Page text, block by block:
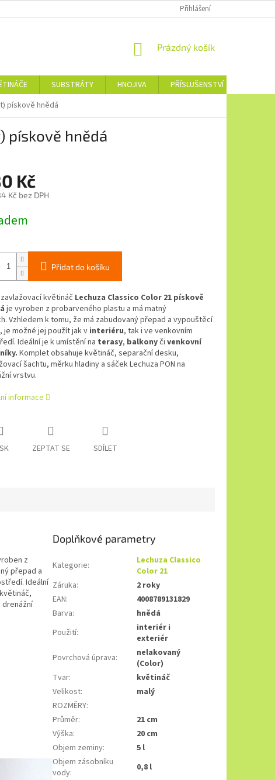
Přihlášení
NÁKUPNÍ
Prázdný košík
SUBSTRÁTY HNOJIVA PŘÍSLUŠENSTVÍ
pískově hnědá
pískově hnědá
Kč
Kč bez DPH
Přidat do košíku
květináč Lechuza Classico Color 21 pískově
je vyroben z probarveného plastu a má matný
Vzhledem k tomu, že má zabudovaný přepad a vypouštěcí
je možné jej použít jak vinteriéru, tak i ve venkovním
Ideální je k umístění na terasy, balkonyči venkovní
Komplet obsahuje květináč, separační desku,
šachtu, měrku hladiny a sáček Lechuza PON na
vrstvu.
informace
ZEPTAT SE SDÍLET
z
přepad a
Ideální
drenážní
Doplňkové parametry
Kategorie:
Lechuza Classico
Color 21
Záruka:
2 roky
EAN:
4008789131829
Barva:
hnědá
Použití:
interiér i
exteriér
Povrchová úprava:
nelakovaný
(Color)
Tvar:
květináč
Velikost:
malý
ROZMĚRY:
Průměr:
21 cm
Výška:
20 cm
Objem zeminy:
5 l
Objem zásobníku
vody:
0,8 l